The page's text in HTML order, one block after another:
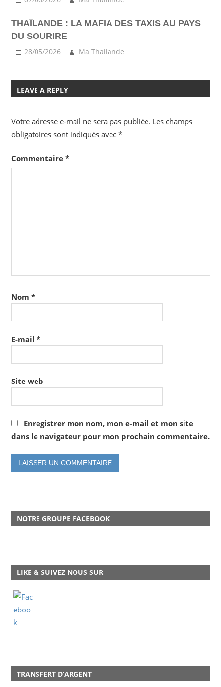
THAÏLANDE : LA MAFIA DES TAXIS AU PAYS
DU SOURIRE
28/05/2026 Ma Thailande
LEAVE A REPLY
Votre adresse e-mail ne sera pas publiée. Les champs
obligatoires sont indiqués avec *
Commentaire *
Nom *
E-mail *
Site web
Enregistrer mon nom, mon e-mail et mon site
dans le navigateur pour mon prochain commentaire.
NOTRE GROUPE FACEBOOK
LIKE & SUIVEZ NOUS SUR
TRANSFERT D’ARGENT